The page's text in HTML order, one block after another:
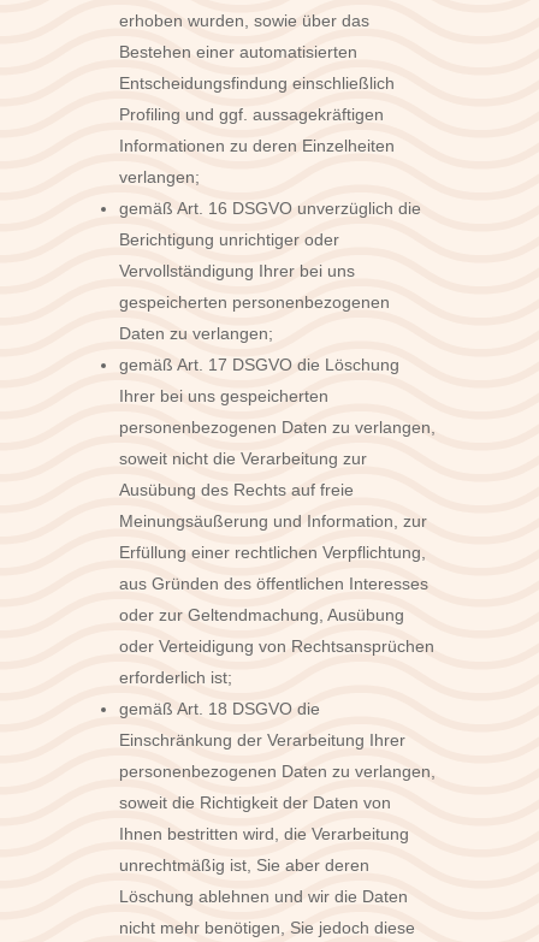
erhoben wurden, sowie über das
Bestehen einer automatisierten
Entscheidungsfindung einschließlich
Profiling und ggf. aussagekräftigen
Informationen zu deren Einzelheiten
verlangen;
gemäß Art. 16 DSGVO unverzüglich die
Berichtigung unrichtiger oder
Vervollständigung Ihrer bei uns
gespeicherten personenbezogenen
Daten zu verlangen;
gemäß Art. 17 DSGVO die Löschung
Ihrer bei uns gespeicherten
personenbezogenen Daten zu verlangen,
soweit nicht die Verarbeitung zur
Ausübung des Rechts auf freie
Meinungsäußerung und Information, zur
Erfüllung einer rechtlichen Verpflichtung,
aus Gründen des öffentlichen Interesses
oder zur Geltendmachung, Ausübung
oder Verteidigung von Rechtsansprüchen
erforderlich ist;
gemäß Art. 18 DSGVO die
Einschränkung der Verarbeitung Ihrer
personenbezogenen Daten zu verlangen,
soweit die Richtigkeit der Daten von
Ihnen bestritten wird, die Verarbeitung
unrechtmäßig ist, Sie aber deren
Löschung ablehnen und wir die Daten
nicht mehr benötigen, Sie jedoch diese